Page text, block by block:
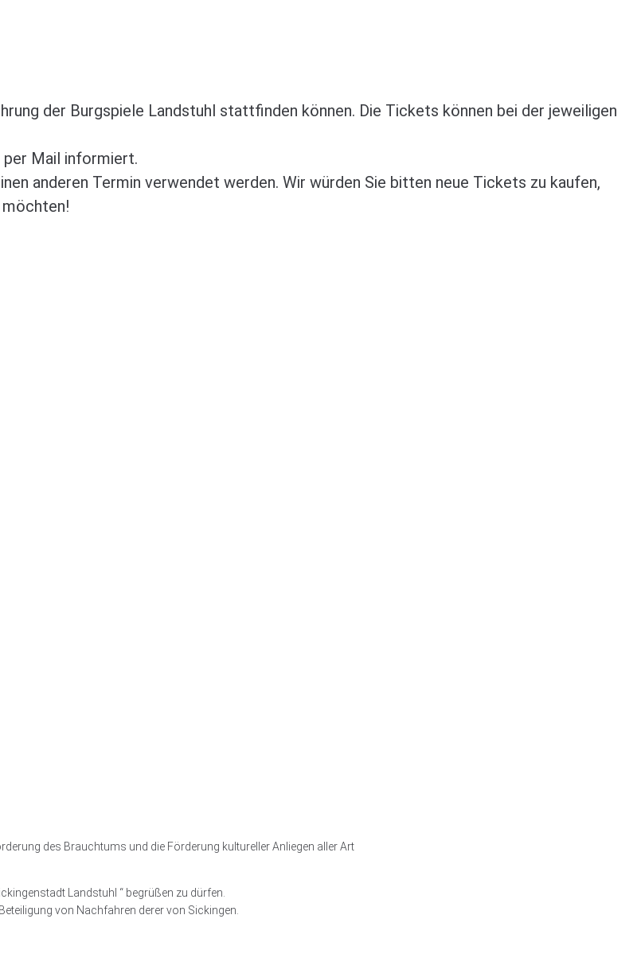
der Burgspiele Landstuhl stattfinden können. Die Tickets können bei der jeweiligen
per Mail informiert.
anderen Termin verwendet werden. Wir würden Sie bitten neue Tickets zu kaufen,
möchten!
des Brauchtums und die Förderung kultureller Anliegen aller Art
Landstuhl “ begrüßen zu dürfen.
von Nachfahren derer von Sickingen.